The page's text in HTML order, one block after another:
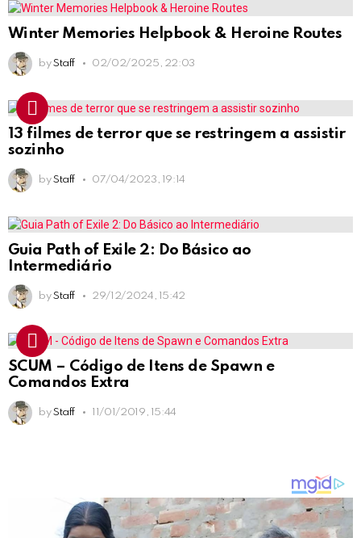
Winter Memories Helpbook & Heroine Routes
by Staff 02/02/2025, 22:03
13 filmes de terror que se restringem a assistir
sozinho
by Staff 07/04/2023, 19:14
Guia Path of Exile 2: Do Básico ao
Intermediário
by Staff 29/12/2024, 15:42
SCUM – Código de Itens de Spawn e
Comandos Extra
by Staff 11/01/2019, 15:44